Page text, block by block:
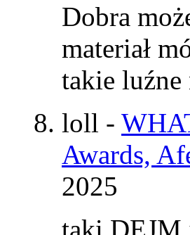
Dobra
materiał
takie
loll -
Awards,
2025
taki DEJM